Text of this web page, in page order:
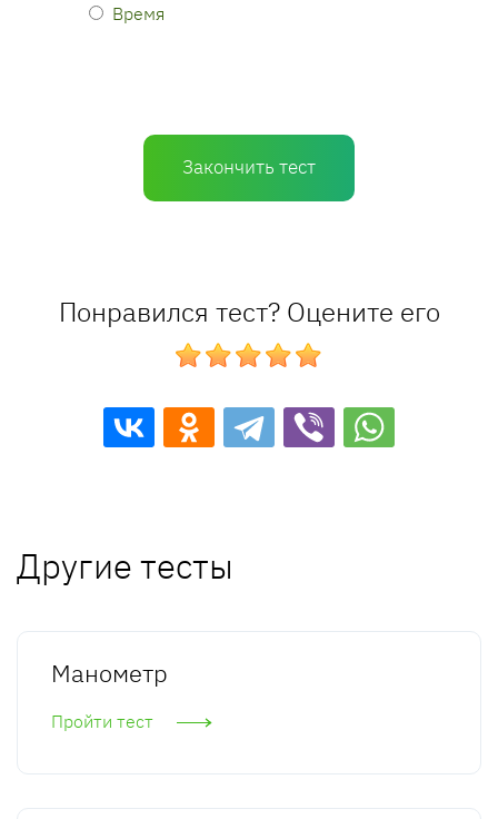
Время
Закончить тест
Понравился тест? Оцените его
Другие тесты
Манометр
Пройти тест